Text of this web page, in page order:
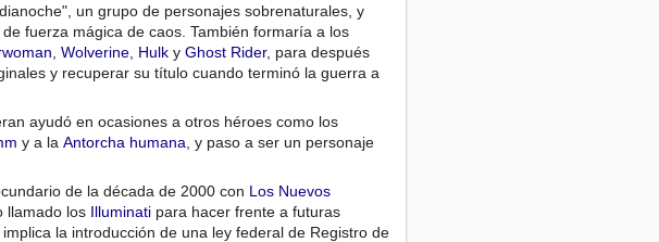
un grupo de personajes sobrenaturales, y
fuerza mágica de caos. También formaría a los
Wolverine Hulk y Ghost Rider, para después
y recuperar su título cuando terminó la guerra a
ayudó en ocasiones a otros héroes como los
y a la Antorcha humana , y paso a ser un personaje
de la década de 2000 con Los Nuevos
llamado los Illuminati para hacer frente a futuras
implica la introducción de una ley federal de Registro de